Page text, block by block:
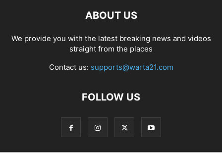
ABOUT US
We provide you with the latest breaking news and videos
straight from the places
Contact us: supports@warta21.com
FOLLOW US